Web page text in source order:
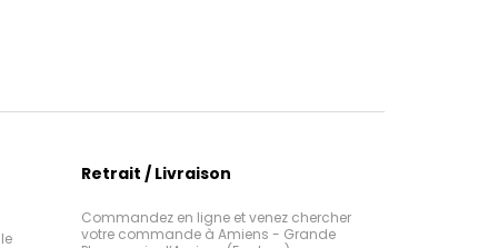
Retrait / Livraison
Commandez en ligne et venez chercher
votre commande à Amiens - Grande